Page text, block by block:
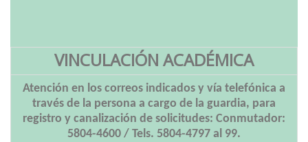
VINCULACIÓN ACADÉMICA
Atención en los correos indicados y vía telefónica a
través de la persona a cargo de la guardia, para
registro y canalización de solicitudes: Conmutador:
5804-4600 / Tels. 5804-4797 al 99.